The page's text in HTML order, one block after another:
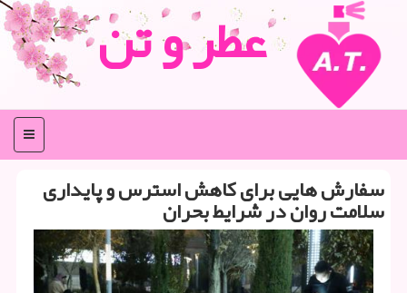
عطر و تن
منو
سفارش هایی برای كاهش استرس و پایداری
سلامت روان در شرایط بحران